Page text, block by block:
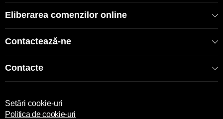
Eliberarea comenzilor online
Contactează-ne
Contacte
Setări cookie-uri
Politica de cookie-uri